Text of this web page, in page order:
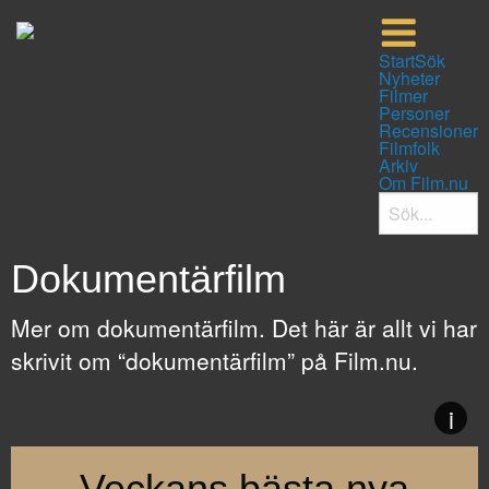
StartSök
Nyheter
Filmer
Personer
Recensioner
Filmfolk
Arkiv
Om Film.nu
Dokumentärfilm
Mer om dokumentärfilm. Det här är allt vi har
skrivit om “dokumentärfilm” på Film.nu.
i